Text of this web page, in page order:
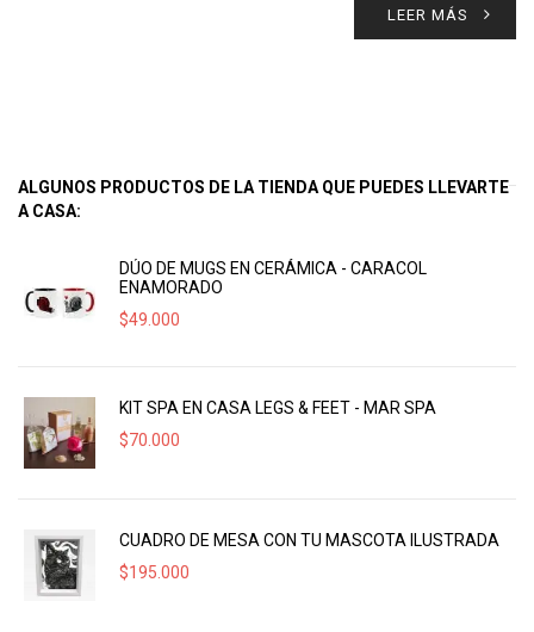
LEER MÁS
ALGUNOS PRODUCTOS DE LA TIENDA QUE PUEDES LLEVARTE
A CASA:
DÚO DE MUGS EN CERÁMICA - CARACOL
ENAMORADO
$49.000
KIT SPA EN CASA LEGS & FEET - MAR SPA
$70.000
CUADRO DE MESA CON TU MASCOTA ILUSTRADA
$195.000